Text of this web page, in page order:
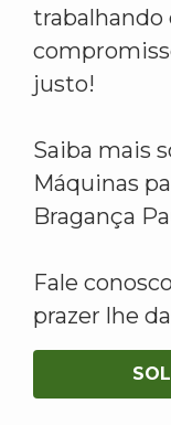
trabalhando
justo!
Saiba mais
Máquinas
Bragança
Fale
prazer lhe